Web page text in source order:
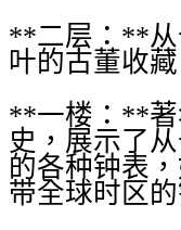
**二层：**从
叶的古董收藏
**一楼：**著
史，展示了
的各种钟表
带全球时区的